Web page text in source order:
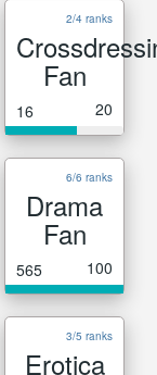
2/4 ranks
Fan
16 20
6/6 ranks
Drama
Fan
565 100
3/5 ranks
Erotica